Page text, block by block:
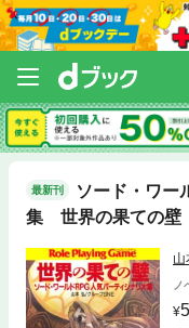
最新刊
ソード・ワー
集 世界の果ての壁
山
ノ